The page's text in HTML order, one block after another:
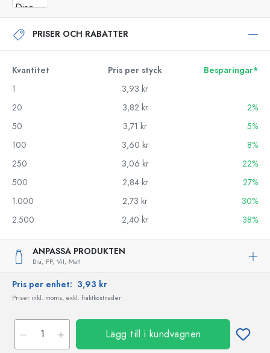
PRISER OCH RABATTER
Kvantitet Pris per styck
Besparingar*
1
3,93 kr
20
3,82 kr
2%
50
3,71 kr
5%
100
3,60 kr
8%
250
3,06 kr
22%
500
2,84 kr
27%
1.000
2,73 kr
30%
2.500
2,40 kr 38%
ANPASSA PRODUKTEN
Bra, PP, Vit, Matt
Pris per enhet: 3,93 kr
Priser inkl. moms, exkl. fraktkostnader
Lägg till i kundvagnen